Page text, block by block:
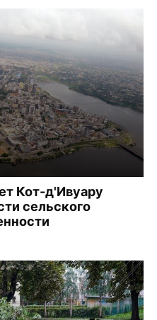
Кот-д'Ивуару
сельского